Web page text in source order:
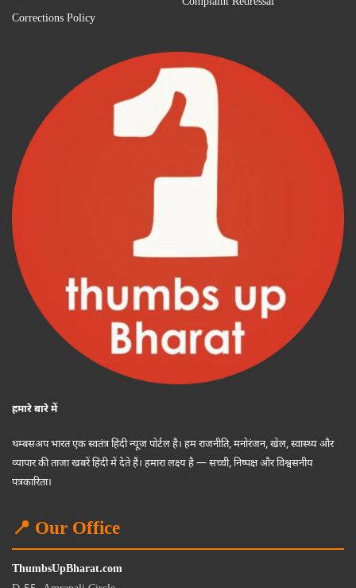
Corrections Policy
हमारे बारे में
थम्बसअप भारत एक स्वतंत्र हिंदी न्यूज पोर्टल है। हम राजनीति, मनोरंजन, खेल, स्वास्थ्य और
व्यापार की ताजा खबरें हिंदी में देते हैं। हमारा लक्ष्य है — सच्ची, निष्पक्ष और विश्वसनीय
पत्रकारिता।
📍 Our Office
ThumbsUpBharat.com